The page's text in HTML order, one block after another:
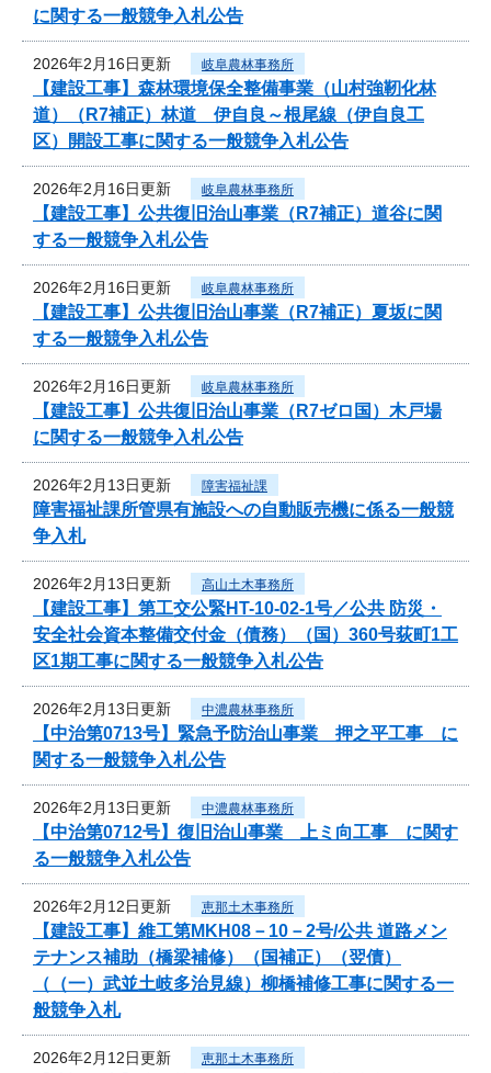
に関する一般競争入札公告
2026年2月16日更新 岐阜農林事務所
【建設工事】森林環境保全整備事業（山村強靭化林
道）（R7補正）林道 伊自良～根尾線（伊自良工
区）開設工事に関する一般競争入札公告
2026年2月16日更新 岐阜農林事務所
【建設工事】公共復旧治山事業（R7補正）道谷に関
する一般競争入札公告
2026年2月16日更新 岐阜農林事務所
【建設工事】公共復旧治山事業（R7補正）夏坂に関
する一般競争入札公告
2026年2月16日更新 岐阜農林事務所
【建設工事】公共復旧治山事業（R7ゼロ国）木戸場
に関する一般競争入札公告
2026年2月13日更新 障害福祉課
障害福祉課所管県有施設への自動販売機に係る一般競
争入札
2026年2月13日更新 高山土木事務所
【建設工事】第工交公緊HT-10-02-1号／公共 防災・
安全社会資本整備交付金（債務）（国）360号荻町1工
区1期工事に関する一般競争入札公告
2026年2月13日更新 中濃農林事務所
【中治第0713号】緊急予防治山事業 押之平工事 に
関する一般競争入札公告
2026年2月13日更新 中濃農林事務所
【中治第0712号】復旧治山事業 上ミ向工事 に関す
る一般競争入札公告
2026年2月12日更新 恵那土木事務所
【建設工事】維工第MKH08－10－2号/公共 道路メン
テナンス補助（橋梁補修）（国補正）（翌債）
（（一）武並土岐多治見線）柳橋補修工事に関する一
般競争入札
2026年2月12日更新 恵那土木事務所